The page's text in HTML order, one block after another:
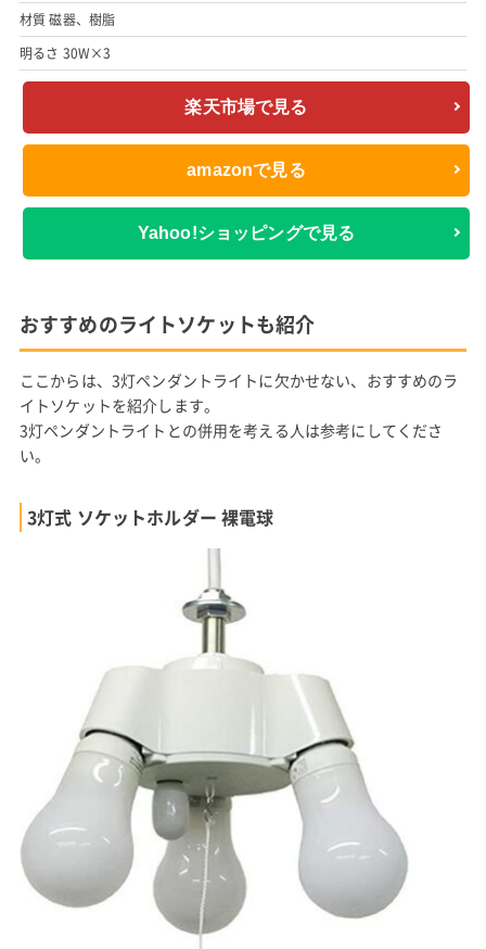
材質 磁器、樹脂
明るさ 30W×3
楽天市場で見る
amazonで見る
Yahoo!ショッピングで見る
おすすめのライトソケットも紹介
ここからは、3灯ペンダントライトに欠かせない、おすすめのラ
イトソケットを紹介します。
3灯ペンダントライトとの併用を考える人は参考にしてくださ
い。
3灯式 ソケットホルダー 裸電球